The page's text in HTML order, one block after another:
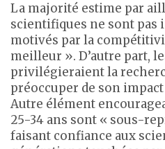
La majorité estime par
scientifiques ne sont pas
motivés par la
meilleur ». D’autre part,
privilégieraient la
préoccuper de son
Autre élément
25-34 ans sont « sous-
faisant confiance aux